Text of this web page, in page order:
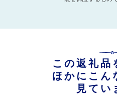
この返礼品
ほかにこん
見てい